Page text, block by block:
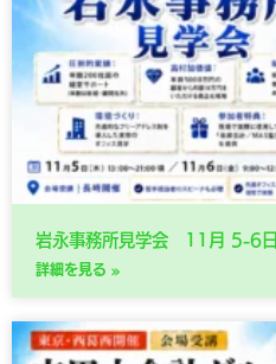
岩永事務所見学会 11月 5-6日
詳細を見る »